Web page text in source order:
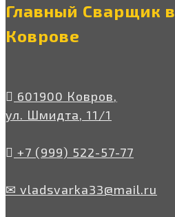
Главный Сварщик в
Коврове
601900 Ковров,
ул. Шмидта, 11/1
+7 (999) 522-57-77
✉ vladsvarka33@mail.ru